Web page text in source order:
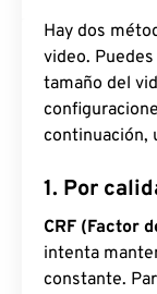
Hay dos
video.
tamaño del
continuación,
1. Por
CRF (Factor
intenta
constante.